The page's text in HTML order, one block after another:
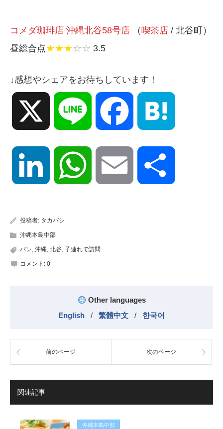
コメダ珈琲店 沖縄北谷58号店 （喫茶店 / 北谷町）
昼総合点★★★☆☆ 3.5
↓感想やシェアをお待ちしています！
Line Facebook
LinkedIn WhatsApp Email
投稿者: タカバシ
沖縄本島中部
パン, 沖縄, 北谷, 子連れで訪問
コメント: 0
Other languages
English
/ 繁體中文 / 한국어
前のページ 次のページ
関連記事
沖縄本島中部